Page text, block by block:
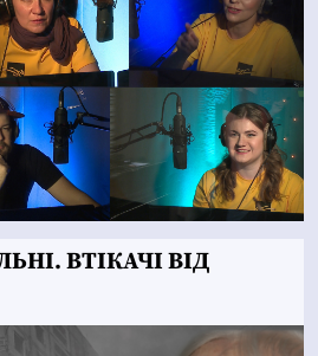
ВТІКАЧІ ВІД